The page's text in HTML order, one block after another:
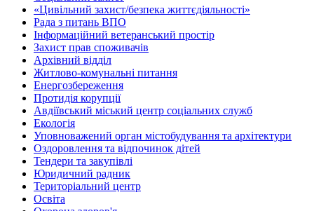
«Цивільний захист/безпека життєдіяльності»
Рада з питань ВПО
Інформаційний ветеранський простір
Захист прав споживачів
Архівний відділ
Житлово-комунальні питання
Енергозбереження
Протидія корупції
Авдіївський міський центр соціальних служб
Екологія
Уповноважений орган містобудування та архітектури
Оздоровлення та відпочинок дітей
Тендери та закупівлі
Юридичний радник
Територіальний центр
Освіта